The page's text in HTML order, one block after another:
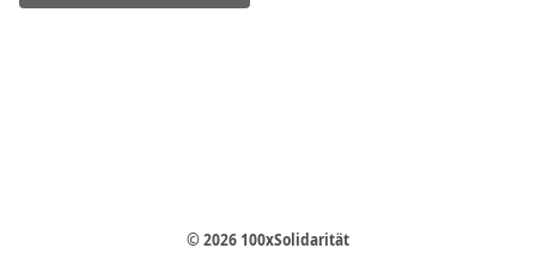
© 2026 100xSolidarität